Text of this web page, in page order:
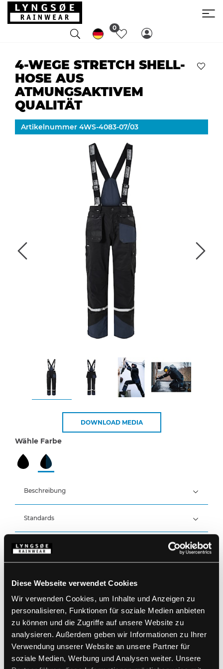
Diese Webseite verwendet Cookies
Wir verwenden Cookies, um Inhalte und Anzeigen zu
personalisieren, Funktionen für soziale Medien anbieten
zu können und die Zugriffe auf unsere Website zu
analysieren. Außerdem geben wir Informationen zu Ihrer
Verwendung unserer Website an unsere Partner für
soziale Medien, Werbung und Analysen weiter. Unsere
0
4-WEGE STRETCH SHELL-
HOSE AUS
ATMUNGSAKTIVEM
QUALITÄT
Artikelnummer 4WS-4083-07/03
DOWNLOAD MEDIA
Wähle Farbe
Beschreibung
100% Polyester Stretch mit PU-Membran, 250 g/m²
Atmungsaktiv, wind- und wasserdicht mit
verschweißten Stretchnähten
Atmungsaktivität: 14.000g/m2/24h
Standards
Details
Reißverschluss und Bund am Knopf
Bund seitlich elastisch
Zwei Fronttaschen mit Klettverschluss
Zwei abnehmbare Werkzeugtaschen
Zwei Gesäßtaschen mit Klettverschluss
(Zusätzliche Reißverschlusstasche an der rechten
Gesäßtasche)
Werkzeugtasche am linken Oberschenkel
EAN: 5708217502786
Größentabelle
Waschanleitung
PRODUKTBLATT HERUNTERLADEN